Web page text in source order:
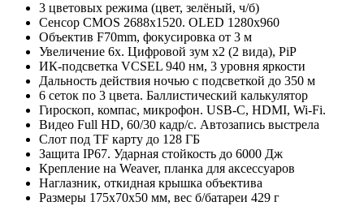
3 цветовых режима (цвет, зелёный, ч/б)
Сенсор CMOS 2688x1520. OLED 1280x960
Объектив F70mm, фокусировка от 3 м
Увеличение 6x. Цифровой зум x2 (2 вида), PiP
ИК-подсветка VCSEL 940 нм, 3 уровня яркости
Дальность действия ночью с подсветкой до 350 м
6 сеток по 3 цвета. Баллистический калькулятор
Гироскоп, компас, микрофон. USB-C, HDMI, Wi-Fi.
Видео Full HD, 60/30 кадр/с. Автозапись выстрела
Слот под TF карту до 128 ГБ
Защита IP67. Ударная стойкость до 6000 Дж
Крепление на Weaver, планка для аксессуаров
Наглазник, откидная крышка объектива
Размеры 175x70x50 мм, вес б/батареи 429 г